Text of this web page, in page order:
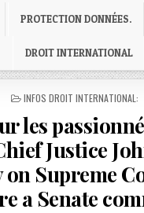
PROTECTION DONNÉES.
DROIT INTERNATIONAL
POSTED
INFOS DROIT INTERNATIONAL:
les
Justice
Supreme
a Senate